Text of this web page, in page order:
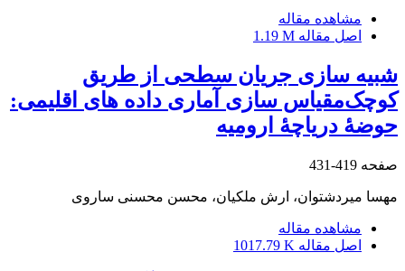
مشاهده مقاله
اصل مقاله 1.19 M
شبیه‏ سازی جریان سطحی از طریق
کوچک‌مقیاس‏ سازی آماری داده ‏های اقلیمی:
حوضۀ دریاچۀ‏ ارومیه
صفحه 419-431
مهسا میردشتوان، ارش ملکیان، محسن محسنی ساروی
مشاهده مقاله
اصل مقاله 1017.79 K